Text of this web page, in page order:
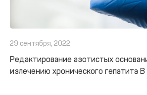
29 сентября, 2022
Редактирование азотистых
излечению хронического гепатита В